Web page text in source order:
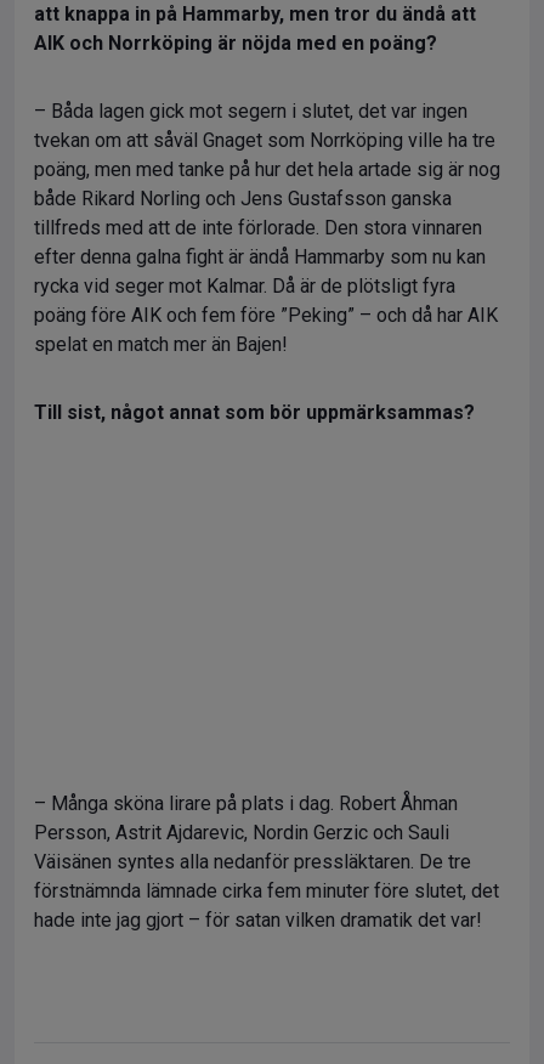
att knappa in på Hammarby, men tror du ändå att
AIK och Norrköping är nöjda med en poäng?
– Båda lagen gick mot segern i slutet, det var ingen
tvekan om att såväl Gnaget som Norrköping ville ha tre
poäng, men med tanke på hur det hela artade sig är nog
både Rikard Norling och Jens Gustafsson ganska
tillfreds med att de inte förlorade. Den stora vinnaren
efter denna galna fight är ändå Hammarby som nu kan
rycka vid seger mot Kalmar. Då är de plötsligt fyra
poäng före AIK och fem före ”Peking” – och då har AIK
spelat en match mer än Bajen!
Till sist, något annat som bör uppmärksammas?
– Många sköna lirare på plats i dag. Robert Åhman
Persson, Astrit Ajdarevic, Nordin Gerzic och Sauli
Väisänen syntes alla nedanför pressläktaren. De tre
förstnämnda lämnade cirka fem minuter före slutet, det
hade inte jag gjort – för satan vilken dramatik det var!